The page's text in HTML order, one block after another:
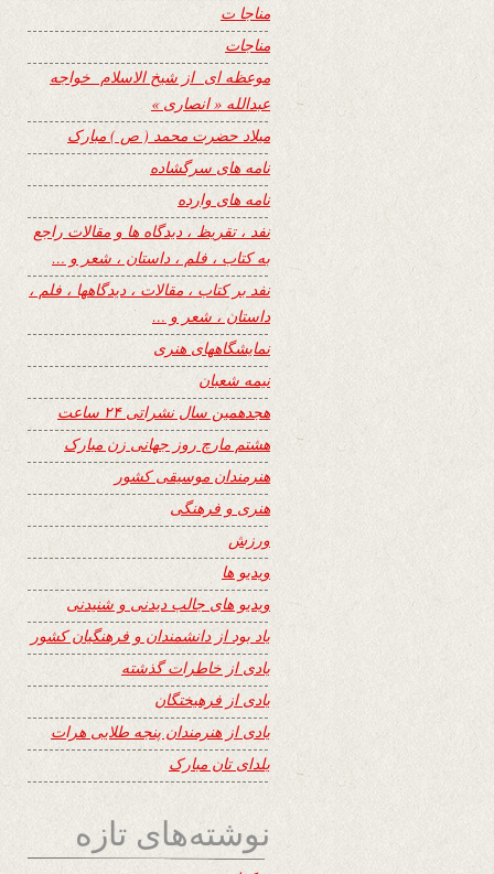
مناجا ت
مناجات
موعظه ای از شیخ الاسلام خواجه
عبدالله « انصاری »
میلاد حضرت محمد ( ص ) مبارک
نامه های سرگشاده
نامه های وارده
نفد ، تقریظ ، دیدگاه ها و مقالات راجع
به کتاب ، فلم ، داستان ، شعر و …
نفد بر کتاب ، مقالات ، دیدگاهها ، فلم ،
داستان ، شعر و …
نمایشگاههای هنری
نیمه شعبان
هجدهمین سال نشراتی ۲۴ ساعت
هشتم مارچ روز جهانی زن مبارک
هنرمندان موسیقی کشور
هنری و فرهنگی
ورزش
ویدیو ها
ویدیو های جالب دیدنی و شنیدنی
یاد بود از دانشمندان و فرهنگیان کشور
یادی از خاطرات گذشته
یادی از فرهیختگان
یادی از هنرمندان پنجه طلایی هرات
یلدای تان مبارک
نوشته‌های تازه